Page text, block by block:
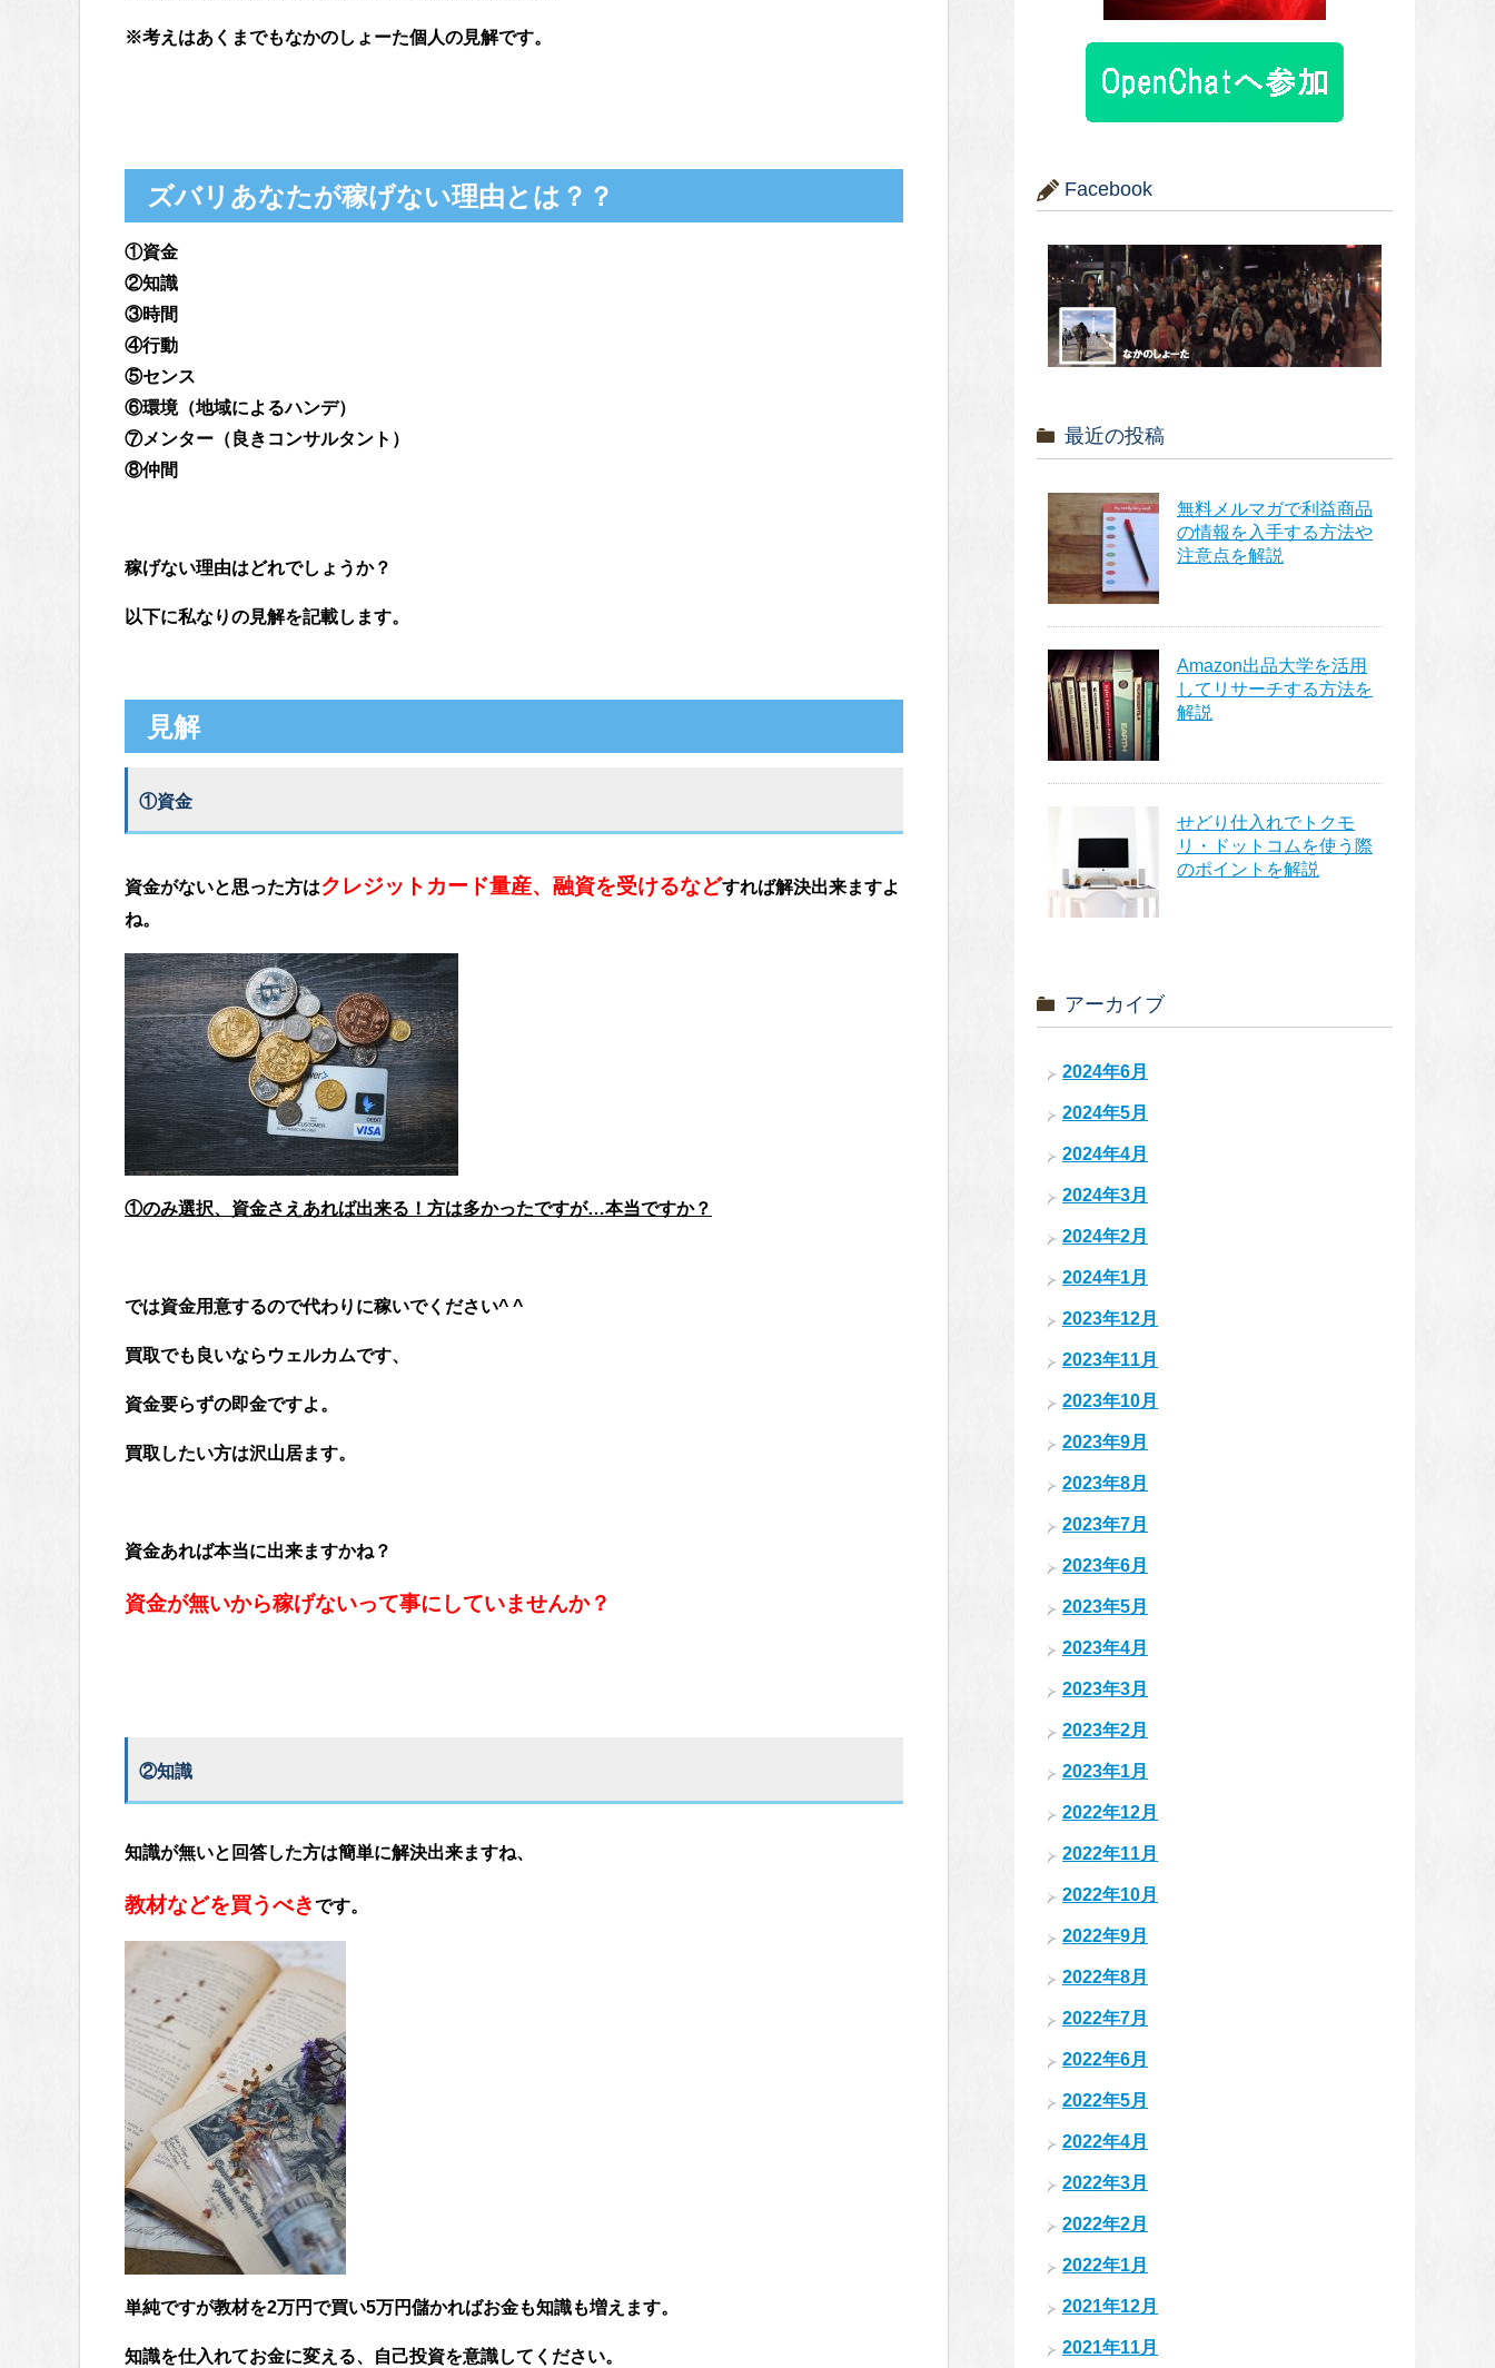
※考えはあくまでもなかのしょーた個人の見解です。
ズバリあなたが稼げない理由とは？？
①資金
②知識
③時間
④行動
⑤センス
⑥環境（地域によるハンデ）
⑦メンター（良きコンサルタント）
⑧仲間
稼げない理由はどれでしょうか？
以下に私なりの見解を記載します。
見解
①資金
資金がないと思った方はクレジットカード量産、融資を受けるなどすれば解決出来ますよ
ね。
①のみ選択、資金さえあれば出来る！方は多かったですが…本当ですか？
では資金用意するので代わりに稼いでください^ ^
買取でも良いならウェルカムです、
資金要らずの即金ですよ。
買取したい方は沢山居ます。
資金あれば本当に出来ますかね？
資金が無いから稼げないって事にしていませんか？
②知識
知識が無いと回答した方は簡単に解決出来ますね、
教材などを買うべきです。
単純ですが教材を2万円で買い5万円儲かればお金も知識も増えます。
知識を仕入れてお金に変える、自己投資を意識してください。
Facebook
最近の投稿
無料メルマガで利益商品
の情報を入手する方法や
注意点を解説
Amazon出品大学を活用
してリサーチする方法を
解説
せどり仕入れでトクモ
リ・ドットコムを使う際
のポイントを解説
アーカイブ
2024年6月
2024年5月
2024年4月
2024年3月
2024年2月
2024年1月
2023年12月
2023年11月
2023年10月
2023年9月
2023年8月
2023年7月
2023年6月
2023年5月
2023年4月
2023年3月
2023年2月
2023年1月
2022年12月
2022年11月
2022年10月
2022年9月
2022年8月
2022年7月
2022年6月
2022年5月
2022年4月
2022年3月
2022年2月
2022年1月
2021年12月
2021年11月